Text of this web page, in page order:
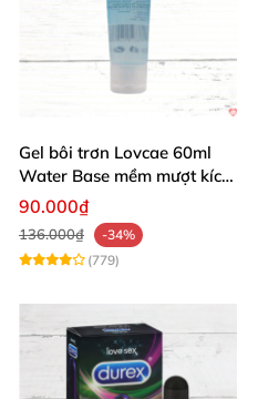
Gel bôi trơn Lovcae 60ml
Water Base mềm mượt kích
thích
90.000₫
136.000₫
-34%
(779)